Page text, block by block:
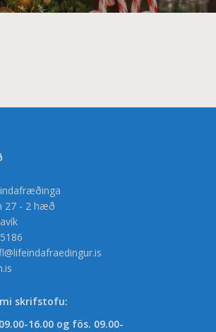
27 - 2 hæð
skrifstofu:
16.00 og fös. 09.00-